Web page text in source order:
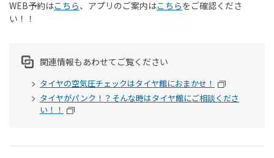
WEB予約はこちら、アプリのご案内はこちらをご確認くださ
い！！
関連情報もあわせてご覧ください
タイヤの空気圧チェックはタイヤ館におまかせ！
タイヤがパンク！？そんな時はタイヤ館にご相談くださ
い！！